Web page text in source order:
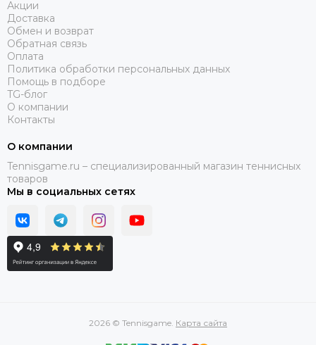
Акции
Доставка
Обмен и возврат
Обратная связь
Оплата
Политика обработки персональных данных
Помощь в подборе
TG-блог
О компании
Контакты
О компании
Tennisgame.ru – специализированный магазин теннисных
товаров
Мы в социальных сетях
2026 © Tennisgame. Карта сайта